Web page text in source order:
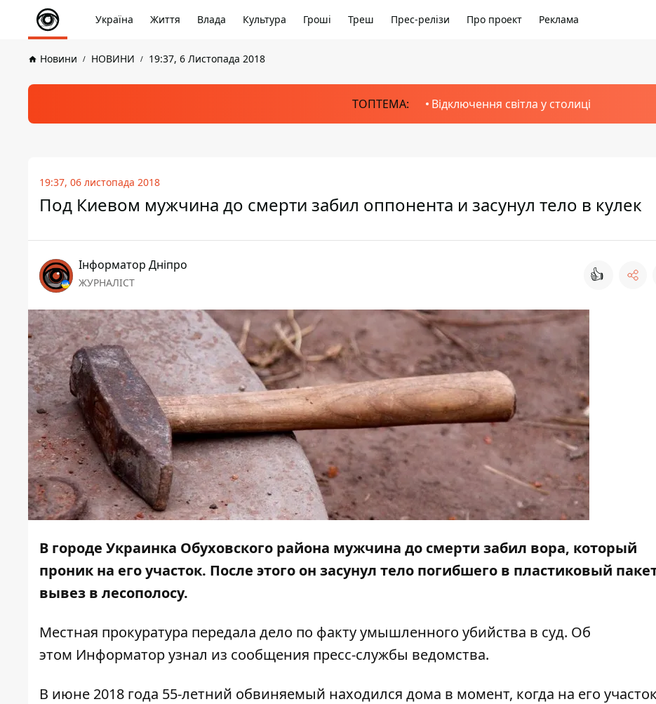
Україна Життя Влада Культура Гроші Треш Прес-релізи Про проект Реклама
Новини НОВИНИ 19:37, 6 Листопада 2018
ТОПТЕМА: Відключення світла у столиці
19:37, 06 листопада 2018
Под Киевом мужчина до смерти забил оппонента и засунул тело в кулек
Інформатор Дніпро
ЖУРНАЛІСТ 👍
В городе Украинка Обуховского района мужчина до смерти забил вора, который
проник на его участок. После этого он засунул тело погибшего в пластиковый
вывез в лесополосу.
Местная прокуратура передала дело по факту умышленного убийства в суд. Об
этом Информаторузнал из сообщения пресс-службы ведомства.
В июне 2018 года 55-летний обвиняемый находился дома в момент, когда на его участок